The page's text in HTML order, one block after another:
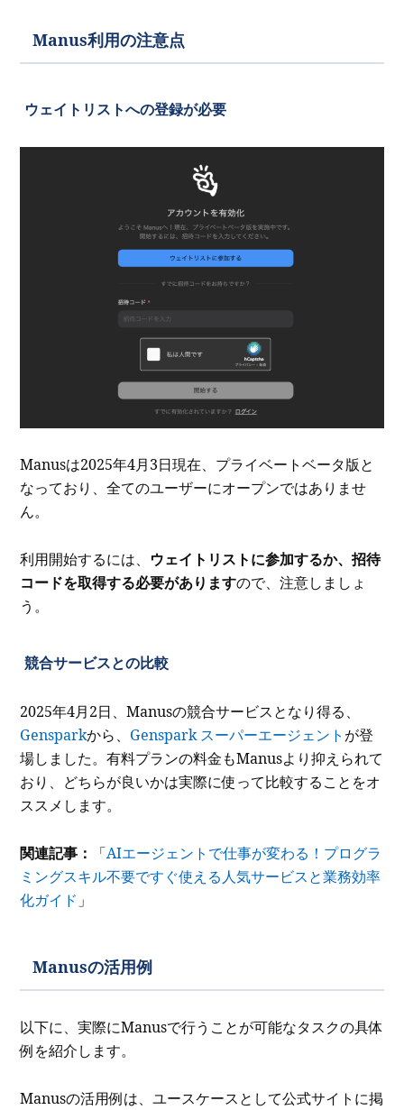
Manus利用の注意点
ウェイトリストへの登録が必要
Manusは2025年4月3日現在、プライベートベータ版と
なっており、全てのユーザーにオープンではありませ
ん。
利用開始するには、 ウェイトリストに参加するか、招待
コードを取得する必要がありますので、注意しましょ
う。
競合サービスとの比較
2025年4月2日、Manusの競合サービスとなり得る、
Gensparkから、 Genspark スーパーエージェントが登
場しました。有料プランの料金もManusより抑えられて
おり、どちらが良いかは実際に使って比較することをオ
ススメします。
関連記事： 「AIエージェントで仕事が変わる！プログラ
ミングスキル不要ですぐ使える人気サービスと業務効率
化ガイド 」
Manusの活用例
以下に、実際にManusで行うことが可能なタスクの具体
例を紹介します。
Manusの活用例は、ユースケースとして公式サイトに掲